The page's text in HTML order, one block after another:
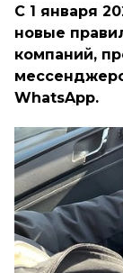
С 1 января
новые
компаний,
WhatsApp.